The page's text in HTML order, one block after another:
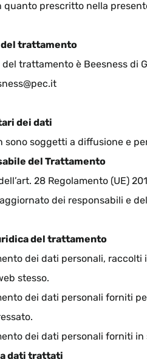
quanto prescritto nella
trattamento
trattamento è Beesness di
dei dati
sono soggetti a diffusione e
del Trattamento
28 Regolamento (UE)
aggiornato dei responsabili e
del trattamento
dei dati personali, raccolti
stesso.
dei dati personali forniti
dei dati personali forniti
dati trattati